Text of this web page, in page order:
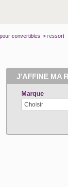
convertibles > ressort
J'AFFINE MA
Marque
Choisir